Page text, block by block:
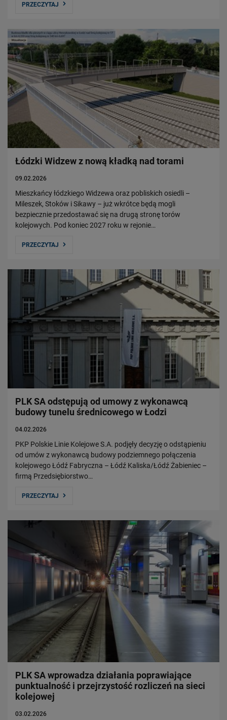
PRZECZYTAJ
Łódzki Widzew z nową kładką nad torami
09.02.2026
Mieszkańcy łódzkiego Widzewa oraz pobliskich osiedli –
Mileszek, Stoków i Sikawy – już wkrótce będą mogli
bezpiecznie przedostawać się na drugą stronę torów
kolejowych. Pod koniec 2027 roku w rejonie…
PRZECZYTAJ
PLK SA odstępują od umowy z wykonawcą
budowy tunelu średnicowego w Łodzi
04.02.2026
PKP Polskie Linie Kolejowe S.A. podjęły decyzję o odstąpieniu
od umów z wykonawcą budowy podziemnego połączenia
kolejowego Łódź Fabryczna – Łódź Kaliska/Łódź Żabieniec –
firmą Przedsiębiorstwo…
PRZECZYTAJ
PLK SA wprowadza działania poprawiające
punktualność i przejrzystość rozliczeń na sieci
kolejowej
03.02.2026